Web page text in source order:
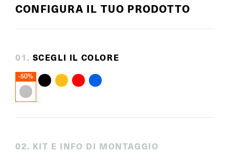
CONFIGURA IL TUO PRODOTTO
01 . SCEGLI IL COLORE
-50%
02. KIT E INFO DI MONTAGGIO